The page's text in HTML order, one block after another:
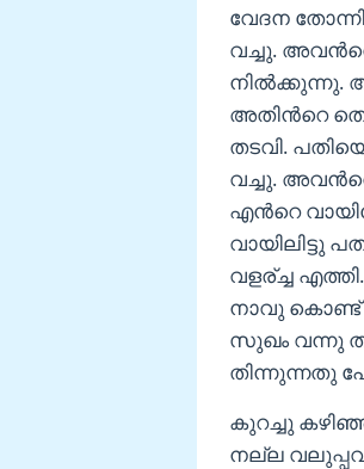
വേദന
വച്ചു. അവൻറെ
നിൽക്കുന്നു.
അതിൻറെ
തടവി.
വച്ചു.
എൻറെ
വായിലിട്ടു
വളര്ച്ച
നാവു കൊണ്ട്
സുഖം വന്നു
തിന്നുന്നതു
കുറച്ചു
നല്ല